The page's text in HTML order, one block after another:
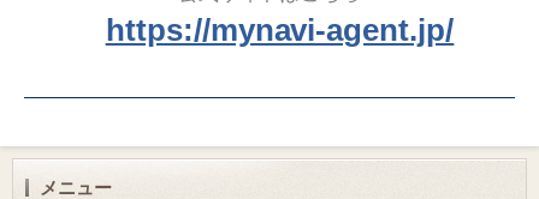
https://mynavi-agent.jp/
メニュー